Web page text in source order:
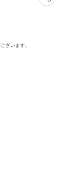
ざいます。